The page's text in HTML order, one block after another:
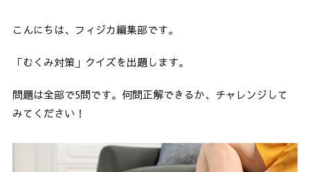
こんにちは、フィジカ編集部です。
「むくみ対策」クイズを出題します。
問題は全部で5問です。何問正解できるか、チャレンジして
みてください！